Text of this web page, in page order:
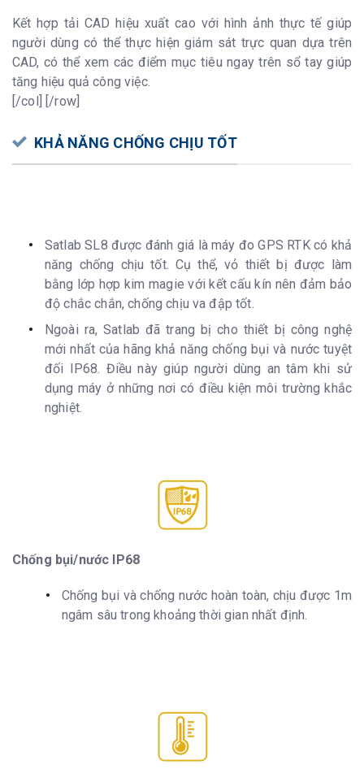
Kết hợp tải CAD hiệu xuất cao với hình ảnh thực tế giúp
người dùng có thể thực hiện giám sát trực quan dựa trên
CAD, có thể xem các điểm mục tiêu ngay trên sổ tay giúp
tăng hiệu quả công việc.
[/col] [/row]
KHẢ NĂNG CHỐNG CHỊU TỐT
Satlab SL8 được đánh giá là máy đo GPS RTK có khả
năng chống chịu tốt. Cụ thể, vỏ thiết bị được làm
bằng lớp hợp kim magie với kết cấu kín nên đảm bảo
độ chắc chắn, chống chịu va đập tốt.
Ngoài ra, Satlab đã trang bị cho thiết bị công nghệ
mới nhất của hãng khả năng chống bụi và nước tuyệt
đối IP68. Điều này giúp người dùng an tâm khi sử
dụng máy ở những nơi có điều kiện môi trường khắc
nghiệt.
Chống bụi/nước IP68
Chống bụi và chống nước hoàn toàn, chịu được 1m
ngâm sâu trong khoảng thời gian nhất định.